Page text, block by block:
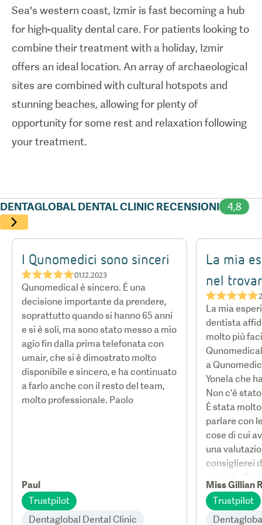
the advantages that dental care abroadcan offer.
The clinic offers all-inclusive packages that cover
accommodation, clinic transfers, and airport pick-
ups, ensuring that your treatment journey runs as
smoothly as possible. Combine this with
Dentaglobal's state-of-the-art equipment,
luxurious residential facilities — and most
importantly its team of talented dentists — and
Sea's western coast, Izmir is fast becoming a hub
for high-quality dental care. For patients looking to
combine their treatment with a holiday, Izmir
offers an ideal location. An array of archaeological
sites are combined with cultural hotspots and
stunning beaches, allowing for plenty of
opportunity for some rest and relaxation following
your treatment.
DENTAGLOBAL DENTAL CLINIC RECENSIONI 4,8
I Qunomedici sono sinceri
★★★★★01.12.2023
Qunomedical è sincero. È una
decisione importante da prendere,
soprattutto quando si hanno 65 anni
e si è soli, ma sono stato messo a mio
agio fin dalla prima telefonata con
umair, che si è dimostrato molto
disponibile e sincero, e ha continuato
a farlo anche con il resto del team,
molto professionale. Paolo
Paul
Trustpilot
Dentaglobal Dental Clinic
La mia
nel
★★★★★
La mia
dentista
molto più
a
Yonela che
Non c'è
È stata
parlare con
cose di cui
una
consiglierei
azienda.
Miss Gillian
Trustpilot